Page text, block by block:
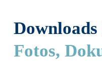
Downloads
Fotos,